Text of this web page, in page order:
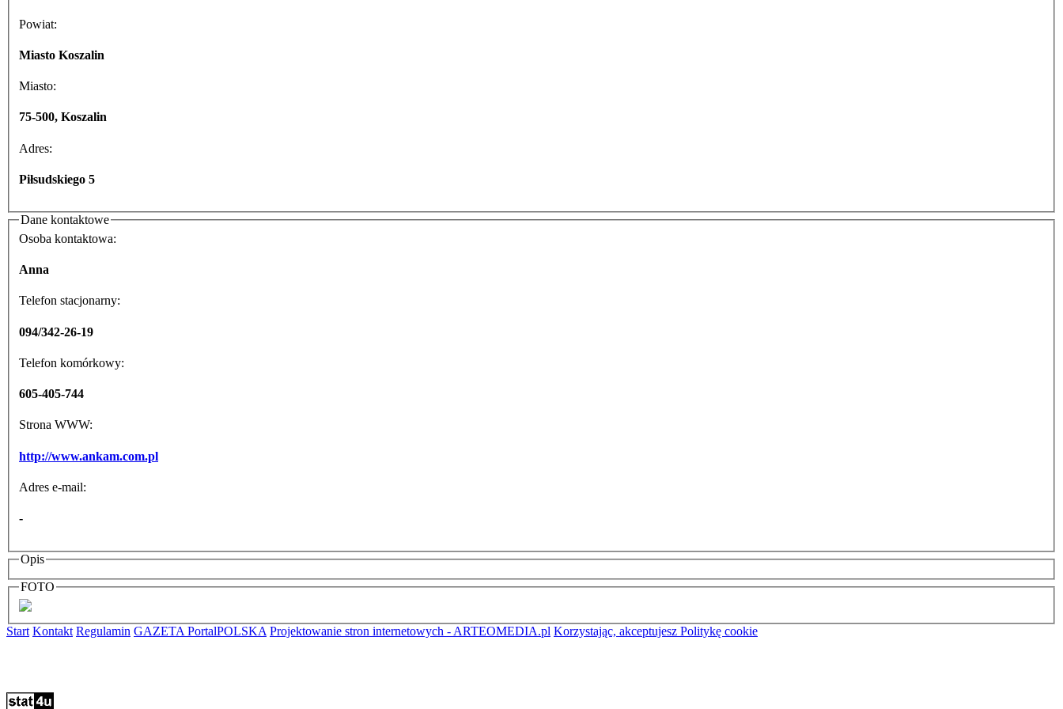
Powiat:
Miasto Koszalin
Miasto:
75-500, Koszalin
Adres:
Piłsudskiego 5
Dane kontaktowe
Osoba kontaktowa:
Anna
Telefon stacjonarny:
094/342-26-19
Telefon komórkowy:
605-405-744
Strona WWW:
http://www.ankam.com.pl
Adres e-mail:
-
Opis
FOTO
Start Kontakt Regulamin GAZETA PortalPOLSKA Projektowanie stron internetowych - ARTEOMEDIA.pl Korzystając, akceptujesz Politykę cookie